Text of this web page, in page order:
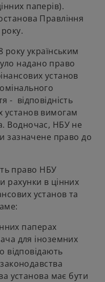
паперів).
Правління
року українським
надано право
установ
- відповідність
установ вимогам
Водночас, НБУ не
зазначене право до
право НБУ
рахунки в цінних
установ та
паперах
для іноземних
відповідають
установа має бути